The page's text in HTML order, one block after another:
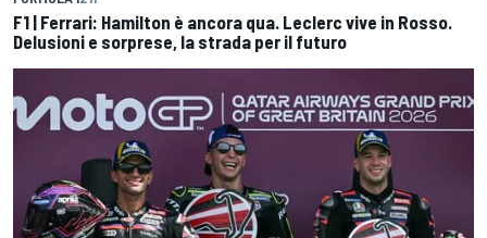
F1 | Ferrari: Hamilton è ancora qua. Leclerc vive in Rosso.
Delusioni e sorprese, la strada per il futuro